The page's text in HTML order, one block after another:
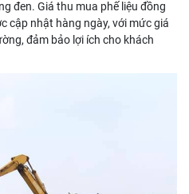
đen. Giá thu mua phế liệu đồng
cập nhật hàng ngày, với mức giá
đảm bảo lợi ích cho khách